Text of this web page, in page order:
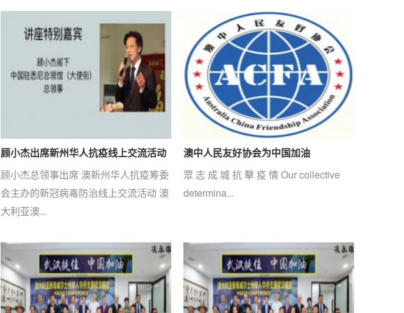
顾小杰出席新州华人抗疫线上交流活动
顾小杰总领事出席 澳新州华人抗疫筹委
会主办的新冠病毒防治线上交流活动 澳
大利亚澳...
澳中人民友好协会为中国加油
眾 志 成 城 抗 擊 疫 情 Our collective
determina...